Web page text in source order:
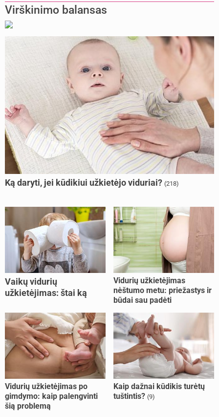
Virškinimo balansas
Ką daryti, jei kūdikiui užkietėjo viduriai? (218)
Vaikų vidurių
užkietėjimas: štai ką
Vidurių užkietėjimas
nėštumo metu: priežastys ir
būdai sau padėti
Vidurių užkietėjimas po
gimdymo: kaip palengvinti
šią problemą
Kaip dažnai kūdikis turėtų
tuštintis? (9)